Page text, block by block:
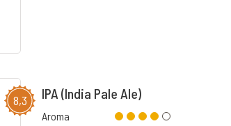
8,3 IPA (India Pale Ale)
Aroma